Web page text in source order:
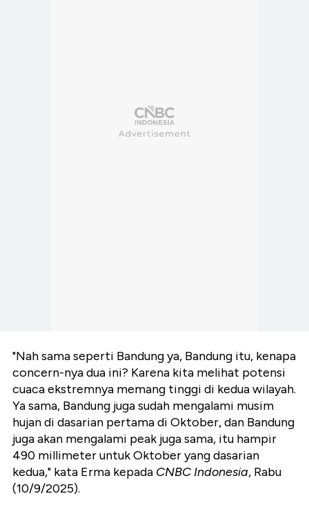
"Nah sama seperti Bandung ya, Bandung itu, kenapa
concern-nya dua ini? Karena kita melihat potensi
cuaca ekstremnya memang tinggi di kedua wilayah.
Ya sama, Bandung juga sudah mengalami musim
hujan di dasarian pertama di Oktober, dan Bandung
juga akan mengalami peak juga sama, itu hampir
490 millimeter untuk Oktober yang dasarian
kedua," kata Erma kepada CNBC Indonesia, Rabu
(10/9/2025).